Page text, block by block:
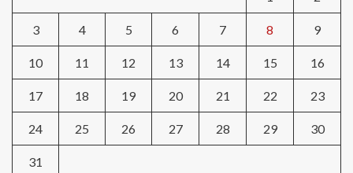
3 4 5 6 7 8 9
10 11 12 13 14 15 16
17 18 19 20 21 22 23
24 25 26 27 28 29 30
31